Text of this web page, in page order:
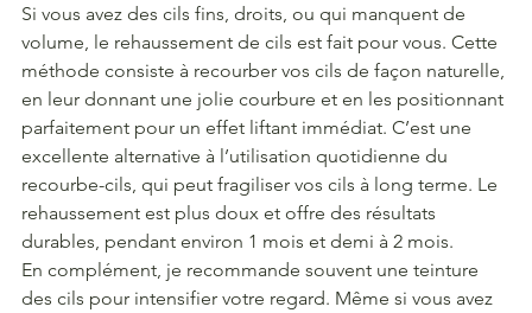
Si vous avez des cils fins, droits, ou qui manquent de
volume, le rehaussement de cils est fait pour vous. Cette
méthode consiste à recourber vos cils de façon naturelle,
en leur donnant une jolie courbure et en les positionnant
parfaitement pour un effet liftant immédiat. C’est une
excellente alternative à l’utilisation quotidienne du
recourbe-cils, qui peut fragiliser vos cils à long terme. Le
rehaussement est plus doux et offre des résultats
durables, pendant environ 1 mois et demi à 2 mois.
En complément, je recommande souvent une teinture
des cils pour intensifier votre regard. Même si vous avez